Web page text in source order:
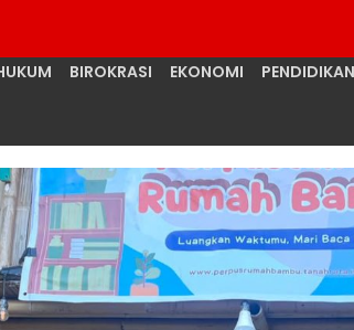
BIROKRASI EKONOMI PENDIDIKAN